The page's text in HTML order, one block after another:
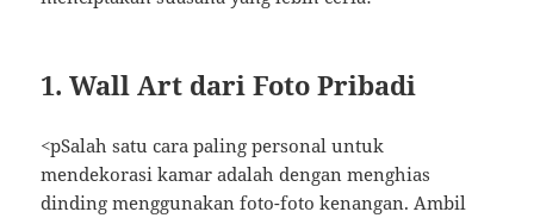
1. Wall Art dari Foto Pribadi
<pSalah satu cara paling personal untuk
mendekorasi kamar adalah dengan menghias
dinding menggunakan foto-foto kenangan. Ambil